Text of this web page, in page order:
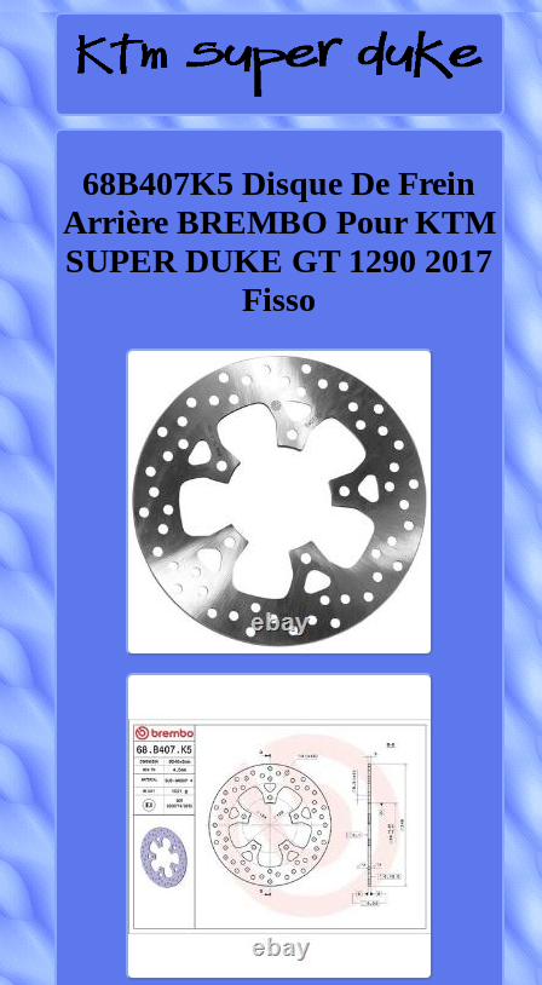
68B407K5 Disque De Frein
Arrière BREMBO Pour KTM
SUPER DUKE GT 1290 2017
Fisso